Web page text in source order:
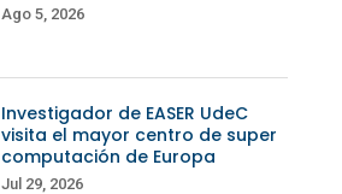
Ago 5, 2026
Investigador de EASER UdeC
visita el mayor centro de super
computación de Europa
Jul 29, 2026